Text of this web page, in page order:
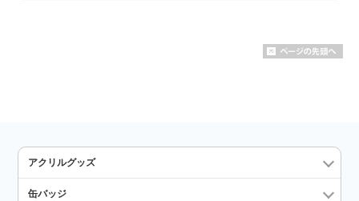
アクリルグッズ
缶バッジ